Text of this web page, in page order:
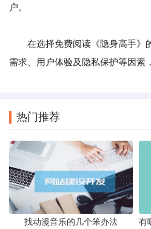
户。
在选择免费阅读《隐身高手》
需求、用户体验及隐私保护等因素
热门推荐
找动漫音乐的几个笨办法